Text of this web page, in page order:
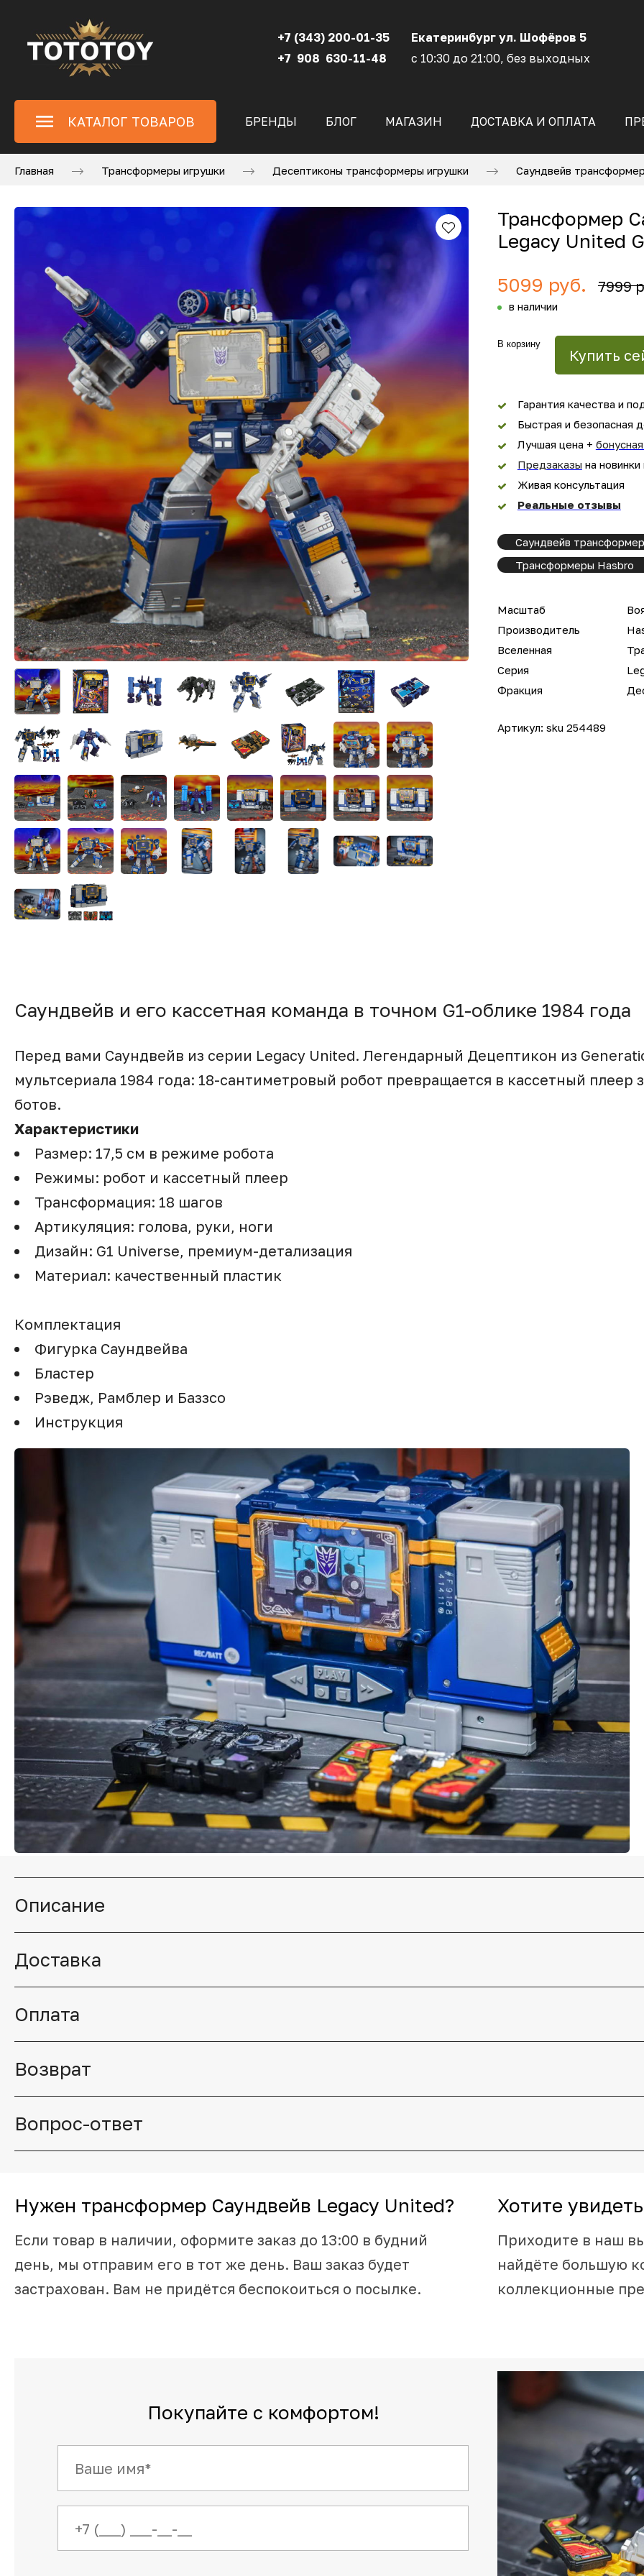
+7 (343) 200-01-35
+7 908 630-11-48
Екатеринбург ул. Шофёров 5
с 10:30 до 21:00, без выходных
КАТАЛОГ ТОВАРОВ БРЕНДЫ БЛОГ МАГАЗИН ДОСТАВКА И ОПЛАТА
Главная Трансформеры игрушки Десептиконы трансформеры игрушки Саундвейв
Трансформер
Legacy United
5099 руб.
7999
в наличии
В корзину
Купить
Гарантия качества и
Быстрая и безопасная
Лучшая цена +
Предзаказы на
Живая консультация
Реальные отзывы
Саундвейв
Трансформеры Hasbro
Масштаб
Производитель
Вселенная
Серия
Фракция
Артикул: sku 254489
Саундвейв и его кассетная команда в точном G1-облике 1984 года
Перед вами Саундвейв из серии Legacy United. Легендарный Децептикон из
мультсериала 1984 года: 18-сантиметровый робот превращается в кассетный плеер
ботов.
Характеристики
Размер: 17,5 см в режиме робота
Режимы: робот и кассетный плеер
Трансформация: 18 шагов
Артикуляция: голова, руки, ноги
Дизайн: G1 Universe, премиум-детализация
Материал: качественный пластик
Комплектация
Фигурка Саундвейва
Бластер
Рэведж, Рамблер и Баззсо
Инструкция
Описание
Доставка
Оплата
Возврат
Вопрос-ответ
Нужен трансформер Саундвейв Legacy United?
Если товар в наличии, оформите заказ до 13:00 в будний
день, мы отправим его в тот же день. Ваш заказ будет
застрахован. Вам не придётся беспокоиться о посылке.
Хотите
Приходите в наш
найдёте большую
коллекционные
Покупайте с комфортом!